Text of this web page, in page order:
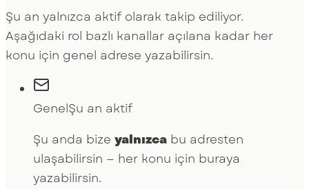
Şu an yalnızca aktif olarak takip ediliyor.
Aşağıdaki rol bazlı kanallar açılana kadar her
konu için genel adrese yazabilirsin.
GenelŞu an aktif
Şu anda bize yalnızca bu adresten
ulaşabilirsin — her konu için buraya
yazabilirsin.